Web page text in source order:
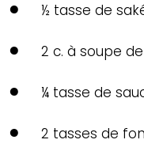
½ tasse de
2 c. à soupe
¼ tasse de
2 tasses de